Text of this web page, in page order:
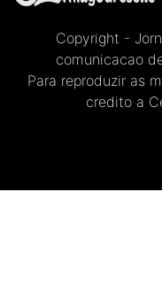
Copyright -
comunicacao
Para reproduzir as
credito a